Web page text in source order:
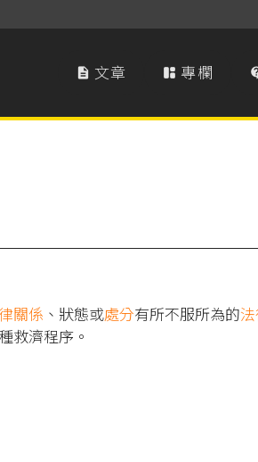
 文章  專欄
關係 、狀態或處分有所不服所為的
救濟程序。